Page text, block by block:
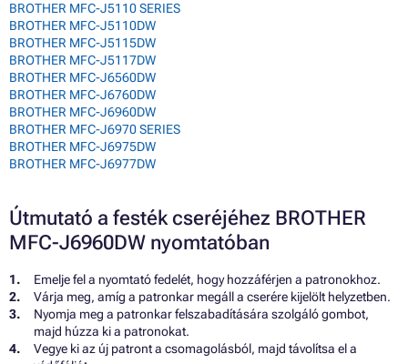
BROTHER MFC-J5110 SERIES
BROTHER MFC-J5110DW
BROTHER MFC-J5115DW
BROTHER MFC-J5117DW
BROTHER MFC-J6560DW
BROTHER MFC-J6760DW
BROTHER MFC-J6960DW
BROTHER MFC-J6970 SERIES
BROTHER MFC-J6975DW
BROTHER MFC-J6977DW
Útmutató a festék cseréjéhez BROTHER
MFC-J6960DW nyomtatóban
Emelje fel a nyomtató fedelét, hogy hozzáférjen a patronokhoz.
Várja meg, amíg a patronkar megáll a cserére kijelölt helyzetben.
Nyomja meg a patronkar felszabadítására szolgáló gombot,
majd húzza ki a patronokat.
Vegye ki az új patront a csomagolásból, majd távolítsa el a